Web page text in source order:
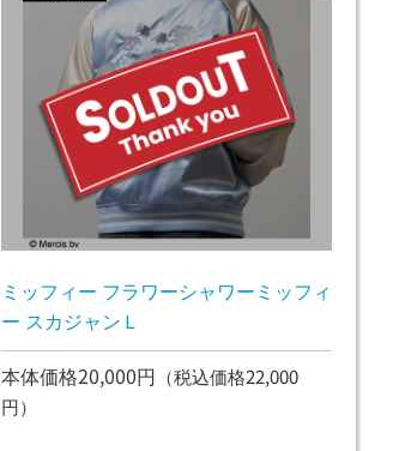
ミッフィー フラワーシャワーミッフィ
ー スカジャンＬ
本体価格20,000円 （税込価格22,000
円）